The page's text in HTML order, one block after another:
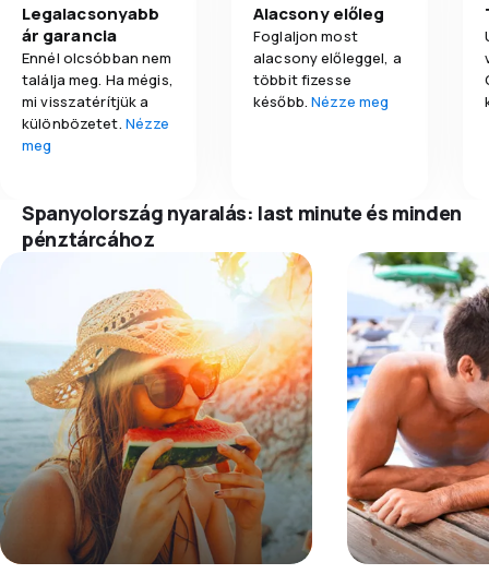
Legalacsonyabb
ár garancia
Ennél olcsóbban nem
találja meg. Ha mégis,
mi visszatérítjük a
különbözetet. Nézze
meg
Alacsony előleg
Foglaljon most
alacsony előleggel, a
többit fizesse
később.Nézze meg
Spanyolország nyaralás: last minute és minden
pénztárcához